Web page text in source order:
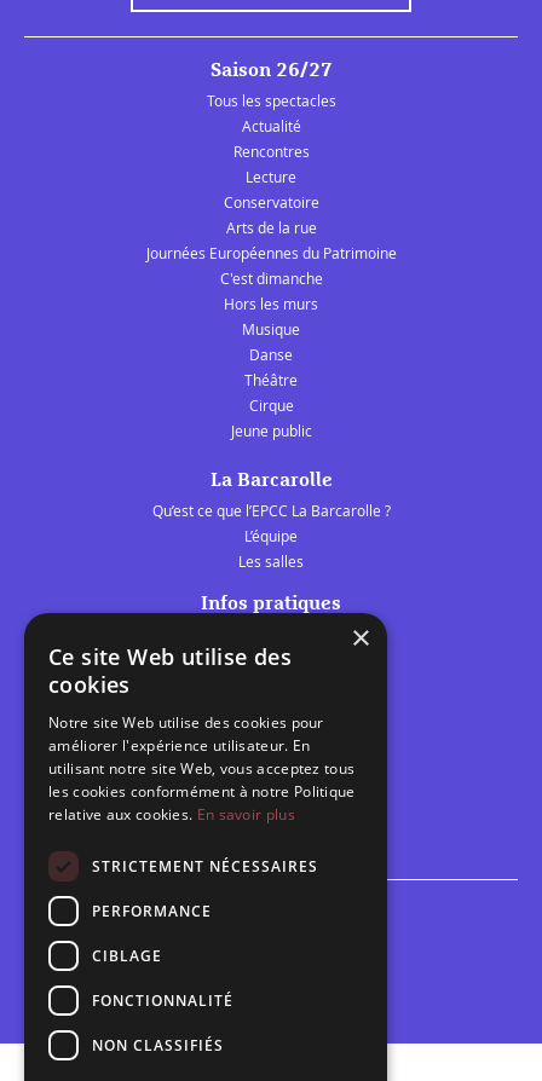
Saison 26/27
Tous les spectacles
Actualité
Rencontres
Lecture
Conservatoire
Arts de la rue
Journées Européennes du Patrimoine
C'est dimanche
Hors les murs
Musique
Danse
Théâtre
Cirque
Jeune public
La Barcarolle
Qu’est ce que l’EPCC La Barcarolle ?
L’équipe
Les salles
Infos pratiques
Les belles scènes audomaroises
Calendrier
Programme des spectacles
Brèves
Espace scolaire
×
Ce site Web utilise des
cookies
Notre site Web utilise des cookies pour
améliorer l'expérience utilisateur. En
utilisant notre site Web, vous acceptez tous
les cookies conformément à notre Politique
relative aux cookies. En savoir plus
STRICTEMENT NÉCESSAIRES
PERFORMANCE
CIBLAGE
FONCTIONNALITÉ
NON CLASSIFIÉS